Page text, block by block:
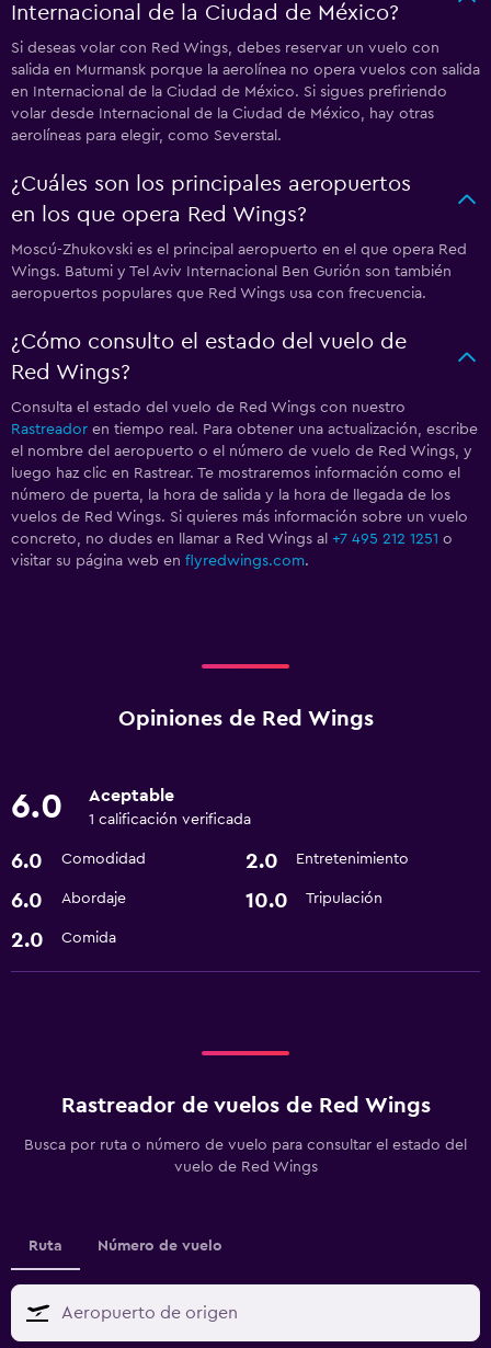
Internacional de la Ciudad de México?
Si deseas volar con Red Wings, debes reservar un vuelo con
salida en Murmansk porque la aerolínea no opera vuelos con salida
en Internacional de la Ciudad de México. Si sigues prefiriendo
volar desde Internacional de la Ciudad de México, hay otras
aerolíneas para elegir, como Severstal.
¿Cuáles son los principales aeropuertos
en los que opera Red Wings?
Moscú-Zhukovski es el principal aeropuerto en el que opera Red
Wings. Batumi y Tel Aviv Internacional Ben Gurión son también
aeropuertos populares que Red Wings usa con frecuencia.
¿Cómo consulto el estado del vuelo de
Red Wings?
Consulta el estado del vuelo de Red Wings con nuestro
Rastreador en tiempo real. Para obtener una actualización, escribe
el nombre del aeropuerto o el número de vuelo de Red Wings, y
luego haz clic en Rastrear. Te mostraremos información como el
número de puerta, la hora de salida y la hora de llegada de los
vuelos de Red Wings. Si quieres más información sobre un vuelo
concreto, no dudes en llamar a Red Wings al +7 495 212 1251 o
visitar su página web en flyredwings.com.
Opiniones de Red Wings
6.0 Aceptable
1 calificación verificada
6.0 Comodidad 2.0 Entretenimiento
6.0 Abordaje 10.0 Tripulación
2.0 Comida
Rastreador de vuelos de Red Wings
Busca por ruta o número de vuelo para consultar el estado del
vuelo de Red Wings
Ruta Número de vuelo